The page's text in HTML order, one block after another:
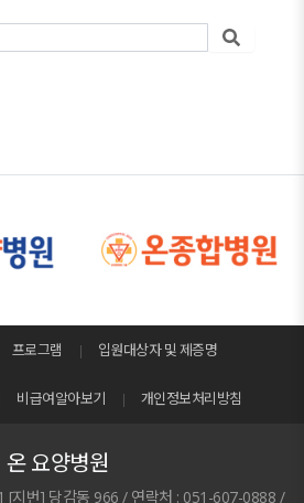
프로그램 입원대상자 및 제증명
비급여알아보기 개인정보처리방침
온 요양병원
[지번] 당감동 966 / 연락처 : 051-607-0888 /